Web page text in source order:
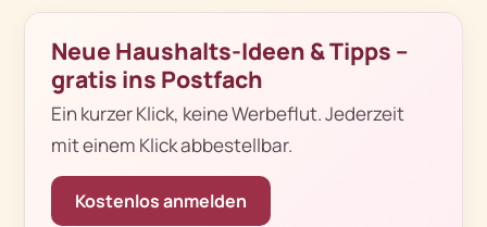
Neue Haushalts-Ideen & Tipps –
gratis ins Postfach
Ein kurzer Klick, keine Werbeflut. Jederzeit
mit einem Klick abbestellbar.
Kostenlos anmelden